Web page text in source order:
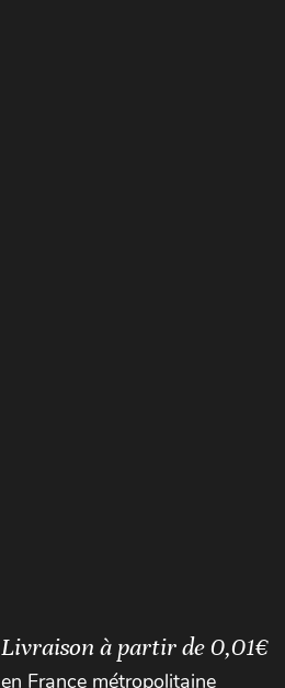
Livraison à partir de 0,01€
en France métropolitaine